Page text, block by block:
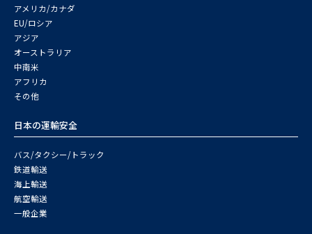
アメリカ/カナダ
EU/ロシア
アジア
オーストラリア
中南米
アフリカ
その他
日本の運輸安全
バス/タクシー/トラック
鉄道輸送
海上輸送
航空輸送
一般企業